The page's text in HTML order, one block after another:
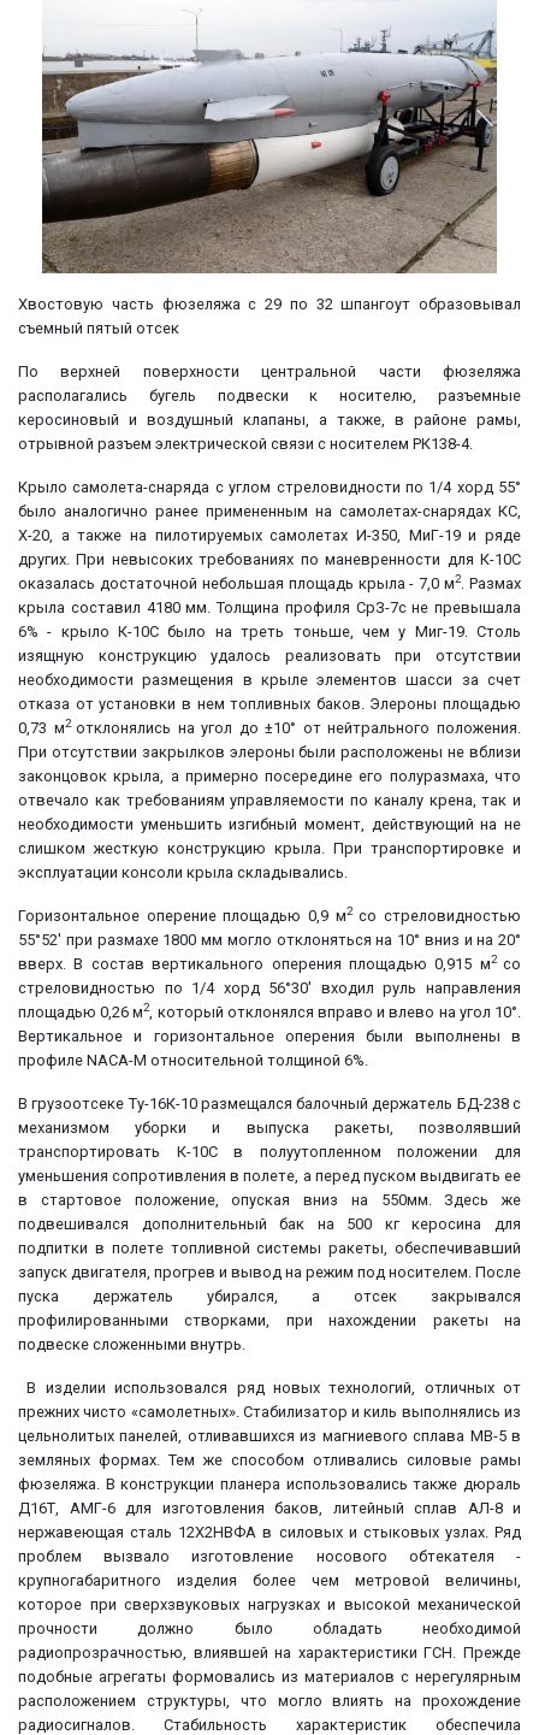
Хвостовую часть фюзеляжа с 29 по 32 шпангоут образовывал
съемный пятый отсек
По верхней поверхности центральной части фюзеляжа
располагались бугель подвески к носителю, разъемные
керосиновый и воздушный клапаны, а также, в районе рамы,
отрывной разъем электрической связи с носителем РК138-4.
Крыло самолета-снаряда с углом стреловидности по 1/4 хорд 55°
было аналогично ранее примененным на самолетах-снарядах КС,
Х-20, а также на пилотируемых самолетах И-350, МиГ-19 и ряде
других. При невысоких требованиях по маневренности для К-10С
оказалась достаточной небольшая площадь крыла - 7,0 м2. Размах
крыла составил 4180 мм. Толщина профиля СрЗ-7с не превышала
6% - крыло К-10С было на треть тоньше, чем у Миг-19. Столь
изящную конструкцию удалось реализовать при отсутствии
необходимости размещения в крыле элементов шасси за счет
отказа от установки в нем топливных баков. Элероны площадью
0,73 м2 отклонялись на угол до ±10° от нейтрального положения.
При отсутствии закрылков элероны были расположены не вблизи
законцовок крыла, а примерно посередине его полуразмаха, что
отвечало как требованиям управляемости по каналу крена, так и
необходимости уменьшить изгибный момент, действующий на не
слишком жесткую конструкцию крыла. При транспортировке и
эксплуатации консоли крыла складывались.
Горизонтальное оперение площадью 0,9 м2со стреловидностью
55°52' при размахе 1800 мм могло отклоняться на 10° вниз и на 20°
вверх. В состав вертикального оперения площадью 0,915 м2 со
стреловидностью по 1/4 хорд 56°30' входил руль направления
площадью 0,26 м2, который отклонялся вправо и влево на угол 10°.
Вертикальное и горизонтальное оперения были выполнены в
профиле NACA-M относительной толщиной 6%.
В грузоотсеке Ту-16К-10 размещался балочный держатель БД-238 с
механизмом уборки и выпуска ракеты, позволявший
транспортировать К-10С в полуутопленном положении для
уменьшения сопротивления в полете, а перед пуском выдвигать ее
в стартовое положение, опуская вниз на 550мм. Здесь же
подвешивался дополнительный бак на 500 кг керосина для
подпитки в полете топливной системы ракеты, обеспечивавший
запуск двигателя, прогрев и вывод на режим под носителем. После
пуска держатель убирался, а отсек закрывался
профилированными створками, при нахождении ракеты на
подвеске сложенными внутрь.
В изделии использовался ряд новых технологий, отличных от
прежних чисто «самолетных». Стабилизатор и киль выполнялись из
цельнолитых панелей, отливавшихся из магниевого сплава МВ-5 в
земляных формах. Тем же способом отливались силовые рамы
фюзеляжа. В конструкции планера использовались также дюраль
Д16Т, АМГ-6 для изготовления баков, литейный сплав АЛ-8 и
нержавеющая сталь 12Х2НВФА в силовых и стыковых узлах. Ряд
проблем вызвало изготовление носового обтекателя -
крупногабаритного изделия более чем метровой величины,
которое при сверхзвуковых нагрузках и высокой механической
прочности должно было обладать необходимой
радиопрозрачностью, влиявшей на характеристики ГСН. Прежде
подобные агрегаты формовались из материалов с нерегулярным
расположением структуры, что могло влиять на прохождение
радиосигналов. Стабильность характеристик обеспечила